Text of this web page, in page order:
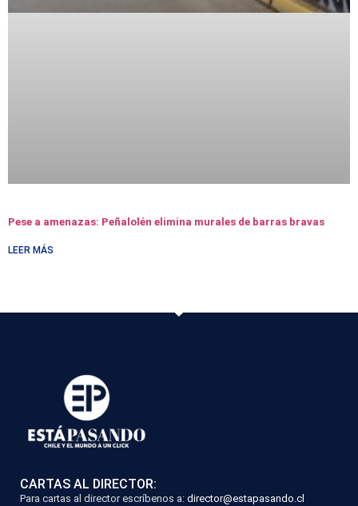
Pese a amenazas: Peñalolén elimina murales de barras bravas
LEER MÁS
CARTAS AL DIRECTOR:
Para cartas al director escríbenos a: director@estapasando.cl